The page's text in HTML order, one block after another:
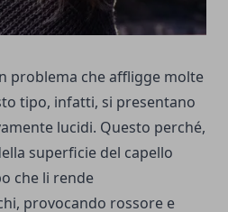
problema che affligge molte
tipo, infatti, si presentano
lucidi. Questo perché,
superficie del capello
che li rende
provocando rossore e